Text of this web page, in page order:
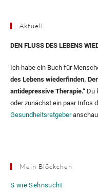
Aktuell
DEN FLUSS DES LEBENS
Ich habe ein Buch für
des Lebens wiederfinden.
antidepressive Therapie.“ Du
oder zunächst ein paar Infos
Gesundheitsratgeber
Mein Blöckchen
S wie Sehnsucht